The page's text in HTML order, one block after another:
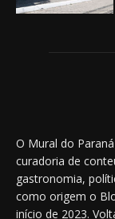
O Mural do
curadoria de
gastronomia,
como origem o
início de 2023.